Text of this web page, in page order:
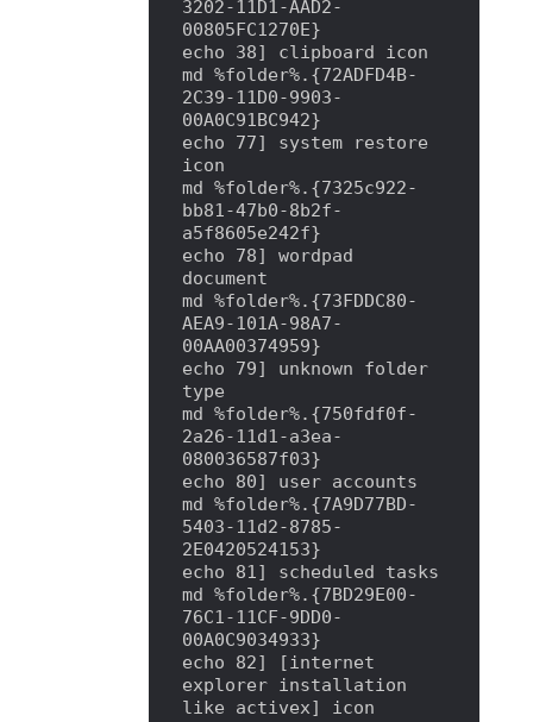
3202-11D1-AAD2-
00805FC1270E}
echo 38] clipboard icon
md %folder%.{72ADFD4B-
2C39-11D0-9903-
00A0C91BC942}
echo 77] system restore
icon
md %folder%.{7325c922-
bb81-47b0-8b2f-
a5f8605e242f}
echo 78] wordpad
document
md %folder%.{73FDDC80-
AEA9-101A-98A7-
00AA00374959}
echo 79] unknown folder
type
md %folder%.{750fdf0f-
2a26-11d1-a3ea-
080036587f03}
echo 80] user accounts
md %folder%.{7A9D77BD-
5403-11d2-8785-
2E0420524153}
echo 81] scheduled tasks
md %folder%.{7BD29E00-
76C1-11CF-9DD0-
00A0C9034933}
echo 82] [internet
explorer installation
like activex] icon